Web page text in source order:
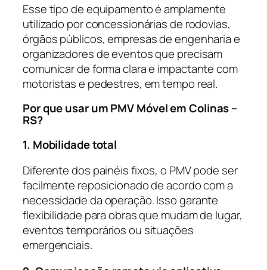
Esse tipo de equipamento é amplamente
utilizado por concessionárias de rodovias,
órgãos públicos, empresas de engenharia e
organizadores de eventos que precisam
comunicar de forma clara e impactante com
motoristas e pedestres, em tempo real.
Por que usar um PMV Móvel em Colinas –
RS?
1. Mobilidade total
Diferente dos painéis fixos, o PMV pode ser
facilmente reposicionado de acordo com a
necessidade da operação. Isso garante
flexibilidade para obras que mudam de lugar,
eventos temporários ou situações
emergenciais.